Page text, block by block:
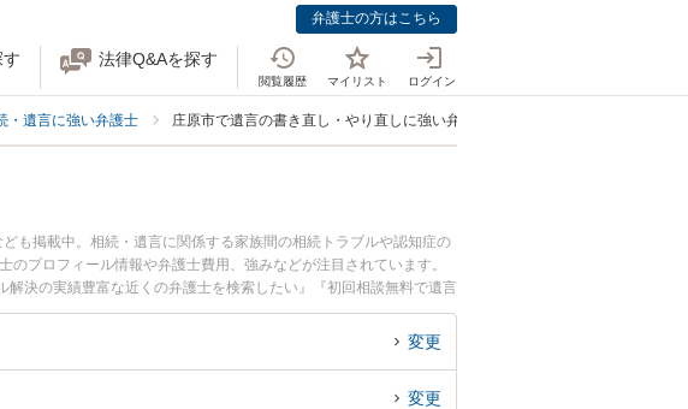
弁護士の方はこちら
法律Q&Aを探す
閲覧履歴 マイリスト ログイン
・遺言に強い弁護士 庄原市で遺言の書き直し・やり直しに強い弁護士
も掲載中。相続・遺言に関係する家族間の相続トラブルや認知症の
プロフィール情報や弁護士費用、強みなどが注目されています。
決の実績豊富な近くの弁護士を検索したい』『初回相談無料で遺言
変更
変更